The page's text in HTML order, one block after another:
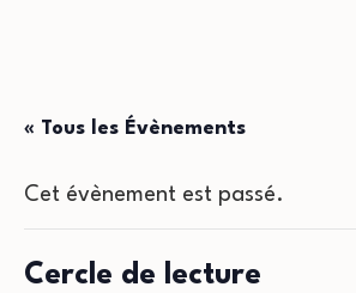
« Tous les Évènements
Cet évènement est passé.
Cercle de lecture